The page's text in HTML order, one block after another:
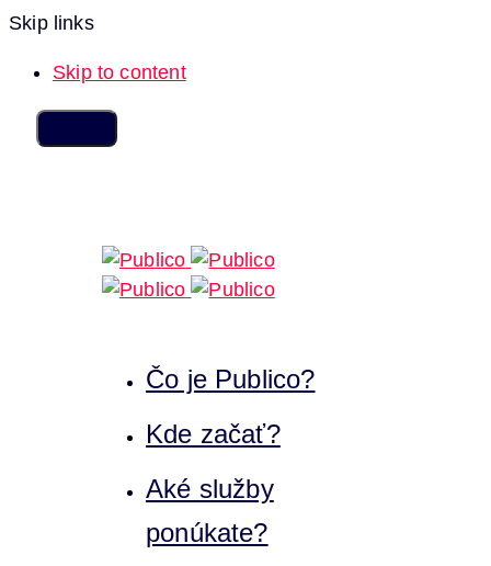
Skip links
Skip to content
Čo je Publico?
Kde začať?
Aké služby
ponúkate?